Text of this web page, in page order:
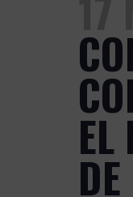
EL
DE